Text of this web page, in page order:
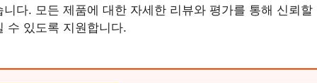
니다. 모든 제품에 대한 자세한 리뷰와 평가를 통해 신뢰할
수 있도록 지원합니다.